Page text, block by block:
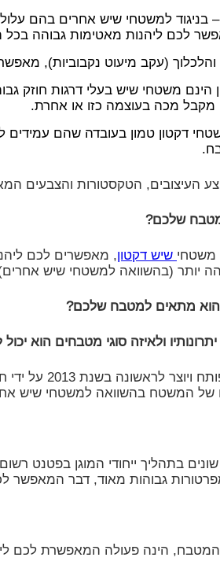
בניגוד למשטחי שיש אחרים בהם
לכם ליהנות מאטימות גבוהה בכל
(עקב מיעוט נקבוביות),
הינם משטחי שיש בעלי דרגות חוזק
מכה בעוצמה כזו או אחרת.
העיצובים, הטקסטורות והצבעים
שלכם?
משטחי שיש דקטון, מאפשרים לכם
יותר (בהשוואה למשטחי שיש
הוא מתאים למטבח שלכם?
ולאיזה סוגי מטבחים הוא
שיש דקטון
של המשטח בהשוואה למשטחי שיש
20 מינרלים טבעיים שונים בתהליך
גבוהות מאוד, דבר המאפשר
הינה פעולה המאפשרת לכם